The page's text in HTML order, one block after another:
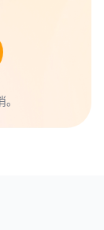
们还能自己